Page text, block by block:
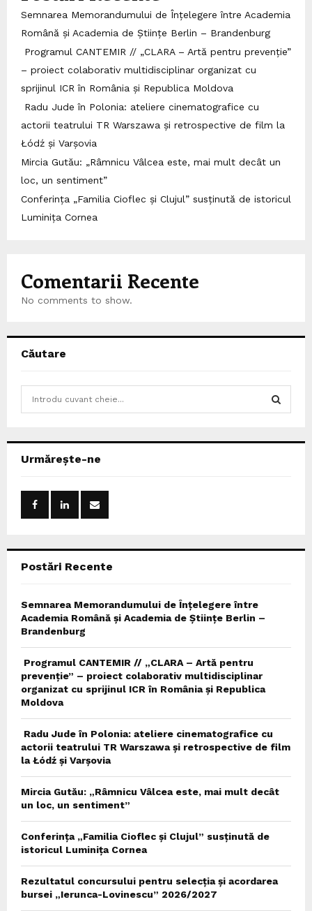
Semnarea Memorandumului de Înțelegere între Academia
Română și Academia de Științe Berlin – Brandenburg
Programul CANTEMIR // „CLARA – Artă pentru prevenție”
– proiect colaborativ multidisciplinar organizat cu
sprijinul ICR în România și Republica Moldova
Radu Jude în Polonia: ateliere cinematografice cu
actorii teatrului TR Warszawa și retrospective de film la
Łódź și Varșovia
Mircia Gutău: „Râmnicu Vâlcea este, mai mult decât un
loc, un sentiment”
Conferința „Familia Cioflec și Clujul” susținută de istoricul
Luminița Cornea
Comentarii Recente
No comments to show.
Căutare
h
Urmărește-ne
Postări Recente
Semnarea Memorandumului de Înțelegere între
Academia Română și Academia de Științe Berlin –
Brandenburg
Programul CANTEMIR // „CLARA – Artă pentru
prevenție” – proiect colaborativ multidisciplinar
organizat cu sprijinul ICR în România și Republica
Moldova
Radu Jude în Polonia: ateliere cinematografice cu
actorii teatrului TR Warszawa și retrospective de film
la Łódź și Varșovia
Mircia Gutău: „Râmnicu Vâlcea este, mai mult decât
un loc, un sentiment”
Conferința „Familia Cioflec și Clujul” susținută de
istoricul Luminița Cornea
Rezultatul concursului pentru selecția și acordarea
bursei „Ierunca-Lovinescu” 2026/2027